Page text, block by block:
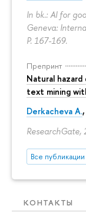
In bk.: AI for
Geneva:
P. 167-169.
Препринт
Natural
text mining
Derkacheva A.,
ResearchGate,
Все публикации
КОНТАКТЫ